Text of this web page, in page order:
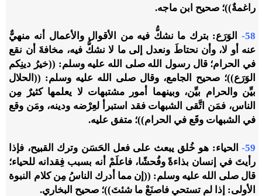
راغمةٌ))؛ صحيح ابن ماجه.
58-
الوَرَع: بترك ما نشكُّ فيه من الأقوال والأعمال أنه منهيٌّ
عنه أو لا، وأن نحتاطَ ونعدل إلى ما لا نشكُّ فيه، مخافةَ أن نقع
في الحرام؛ قال رسول الله صلى الله عليه وسلم: ((خيرُ دينِكم
الوَرَع))؛ صحيح الجامع، وقال صلى الله عليه وسلم: ((الحلال
بيِّن والحرام بيِّن، وبينهما أمور مشتبهات لا يعلمها كثيرٌ مِن
الناس، فمَن اتَّقى الشبهات فقد استبرأ لعِرْضه ودينه، ومَن وقع
في الشبهات وقَع في الحرام))؛ متفق عليه.
59-
الحياء: هو خُلق يبعث على فعل الحَسَن وترك القبيح، فإذا
رأيتَ في إنسان بذاءةً وفُحشًا، فاعلَمْ أنه بسبب فِقدانه للحياء؛
قال صلى الله عليه وسلم: ((إن مما أدرك الناسُ مِن كلام النبوة
الأولى: إذا لم تستحي فاصنَعْ ما شئتَ))؛ صحيح البخاري.